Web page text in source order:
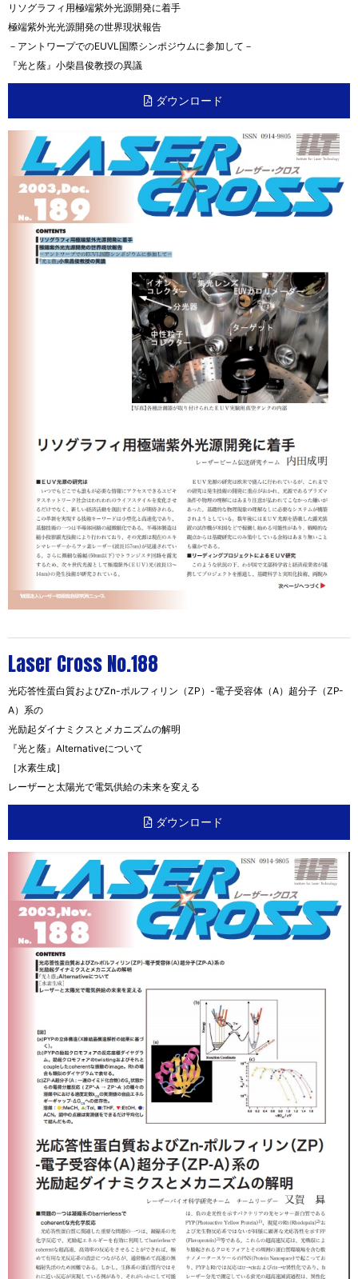
リソグラフィ用極端紫外光源開発に着手
極端紫外光光源開発の世界現状報告
－アントワープでのEUVL国際シンポジウムに参加して－
『光と蔭』小柴昌俊教授の異議
ダウンロード
Laser Cross No.188
光応答性蛋白質およびZn-ポルフィリン（ZP）-電子受容体（A）超分子（ZP-
A）系の
光励起ダイナミクスとメカニズムの解明
『光と蔭』Alternativeについて
［水素生成］
レーザーと太陽光で電気供給の未来を変える
ダウンロード